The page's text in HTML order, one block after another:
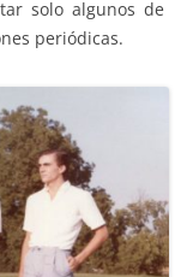
solo algunos de
periódicas.